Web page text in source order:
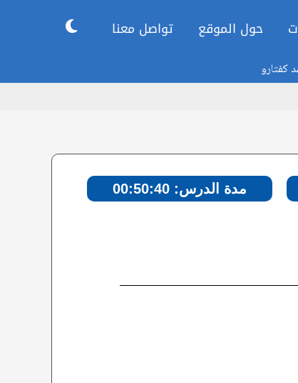
حول الموقع تواصل معنا
كفتارو
مدة الدرس: 00:50:40